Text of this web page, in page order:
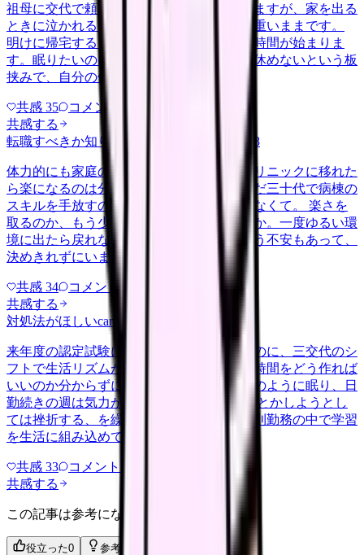
祖母に交代で頼みながらなんとか回していますが、家を出る
ときに泣かれると、勤務中ずっと胸の奥が重いままです。
明けに帰宅すると、今度はそのまま育児の時間が始まりま
す。眠りたいのに眠れない、休みたいのに休めないという板
挟みで、自分の体を後回しにする…
共感 35 コメント
共感する
転職すべきか知りたい
2026/6/28
体力的にも家庭の都合でも、日勤中心のクリニックに移れた
ら楽になるのは分かっています。ただ、まだ三十代で病棟の
スキルを手放すのが惜しい気持ちも、消えなくて。 楽さを
取るのか、もう少し急性期で力をつけるのか。一度ゆるい環
境に出たら戻れなくなるんじゃないかという不安もあって、
決めきれずにいます。考えの整…
共感 34 コメント
共感する
対処法がほしいcareer-growth 2026/6/24
来年度の認定試験に向けて勉強を始めたいのに、三交代のシ
フトで生活リズムが一定せず、机に向かう時間をどう作れば
いいのか分からずにいます。夜勤明けは泥のように眠り、日
勤続きの週は気力が残らない。 気合いで何とかしようとし
ては挫折する、を繰り返しています。不規則勤務の中で学習
を生活に組み込めている方が、…
共感 33 コメント
共感する
この記事は参考になりましたか？
役立った0 参考になった